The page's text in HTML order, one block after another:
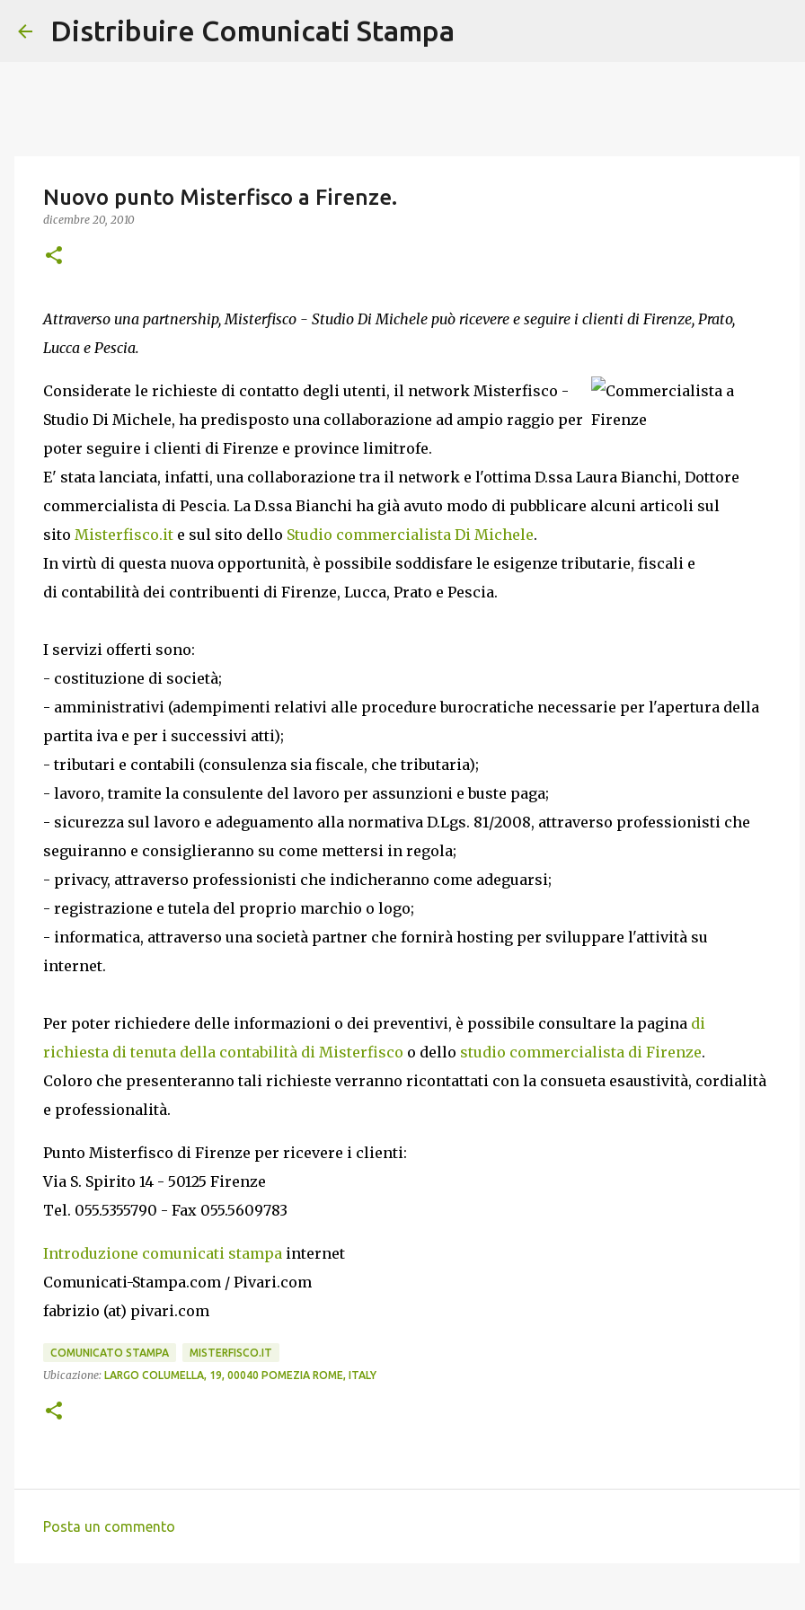
Distribuire Comunicati Stampa
Nuovo punto Misterfisco a Firenze.
dicembre 20, 2010
Attraverso una partnership, Misterfisco - Studio Di Michele può ricevere e seguire i clienti di Firenze, Prato,
Lucca e Pescia.
Considerate le richieste di contatto degli utenti, il network Misterfisco -
Studio Di Michele, ha predisposto una collaborazione ad ampio raggio per
poter seguire i clienti di Firenze e province limitrofe.
E' stata lanciata, infatti, una collaborazione tra il network e l'ottima D.ssa Laura Bianchi, Dottore
commercialista di Pescia. La D.ssa Bianchi ha già avuto modo di pubblicare alcuni articoli sul
sito Misterfisco.it e sul sito dello Studio commercialista Di Michele.
In virtù di questa nuova opportunità, è possibile soddisfare le esigenze tributarie, fiscali e
di contabilità dei contribuenti di Firenze, Lucca, Prato e Pescia.
I servizi offerti sono:
- costituzione di società;
- amministrativi (adempimenti relativi alle procedure burocratiche necessarie per l'apertura della
partita iva e per i successivi atti);
- tributari e contabili (consulenza sia fiscale, che tributaria);
- lavoro, tramite la consulente del lavoro per assunzioni e buste paga;
- sicurezza sul lavoro e adeguamento alla normativa D.Lgs. 81/2008, attraverso professionisti che
seguiranno e consiglieranno su come mettersi in regola;
- privacy, attraverso professionisti che indicheranno come adeguarsi;
- registrazione e tutela del proprio marchio o logo;
- informatica, attraverso una società partner che fornirà hosting per sviluppare l'attività su
internet.
Per poter richiedere delle informazioni o dei preventivi, è possibile consultare la pagina di
richiesta di tenuta della contabilità di Misterfisco o dello studio commercialista di Firenze.
Coloro che presenteranno tali richieste verranno ricontattati con la consueta esaustività, cordialità
e professionalità.
Punto Misterfisco di Firenze per ricevere i clienti:
Via S. Spirito 14 - 50125 Firenze
Tel. 055.5355790 - Fax 055.5609783
Introduzione comunicati stampa internet
Comunicati-Stampa.com / Pivari.com
fabrizio (at) pivari.com
COMUNICATO STAMPA MISTERFISCO.IT
Ubicazione: LARGO COLUMELLA, 19, 00040 POMEZIA ROME, ITALY
Posta un commento